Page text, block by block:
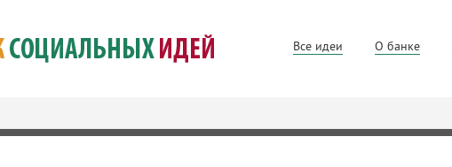
Все идеи О банке